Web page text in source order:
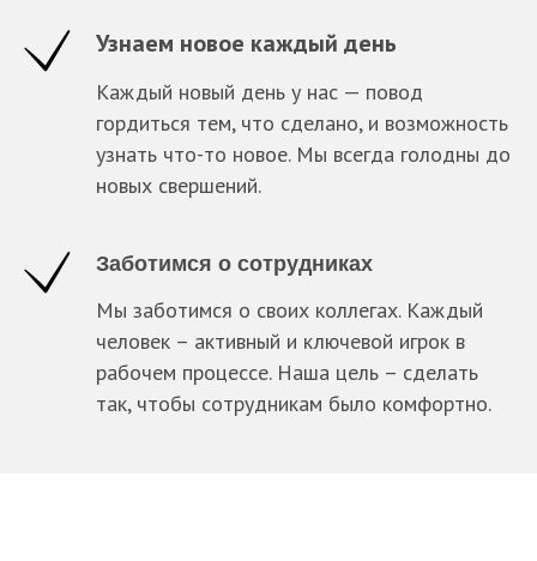
Узнаем новое каждый день
Каждый новый день у нас — повод
гордиться тем, что сделано, и возможность
узнать что-то новое. Мы всегда голодны до
новых свершений.
Заботимся о сотрудниках
Мы заботимся о своих коллегах. Каждый
человек – активный и ключевой игрок в
рабочем процессе. Наша цель – сделать
так, чтобы сотрудникам было комфортно.